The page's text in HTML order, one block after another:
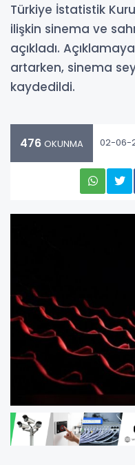
Türkiye İstatistik
ilişkin sinema ve
açıkladı.
artarken, sinema
kaydedildi.
476 OKUNMA 02-06-